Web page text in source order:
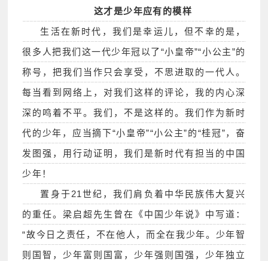
这才是少年应有的模样
生活在新时代，我们是幸运儿，但不幸的是，
很多人把我们这一代少年冠以了“小皇帝”“小公主”的
称号，把我们当作只会享受，不思进取的一代人。
每当看到网络上，对我们这样的评论，我的内心深
深的鸣着不平。我们，不是这样的。我们作为新时
代的少年，应当摘下“小皇帝”“小公主”的“桂冠”，奋
发图强，用行动证明，我们是新时代有担当的中国
少年！
置身于21世纪，我们肩负着中华民族伟大复兴
的重任。梁启超先生曾在《中国少年说》中写道：
“故今日之责任，不在他人，而全在我少年。少年智
则国智，少年富则国富，少年强则国强，少年独立